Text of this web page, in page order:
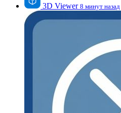
3D Viewer 8 минут назад